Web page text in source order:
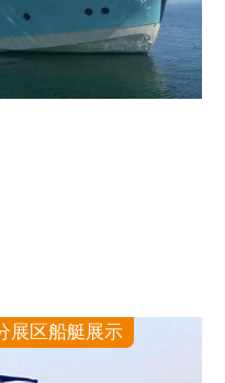
展区船艇展示